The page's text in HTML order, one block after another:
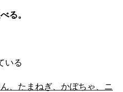
る。
いる
、たまねぎ、かぼちゃ、ニ